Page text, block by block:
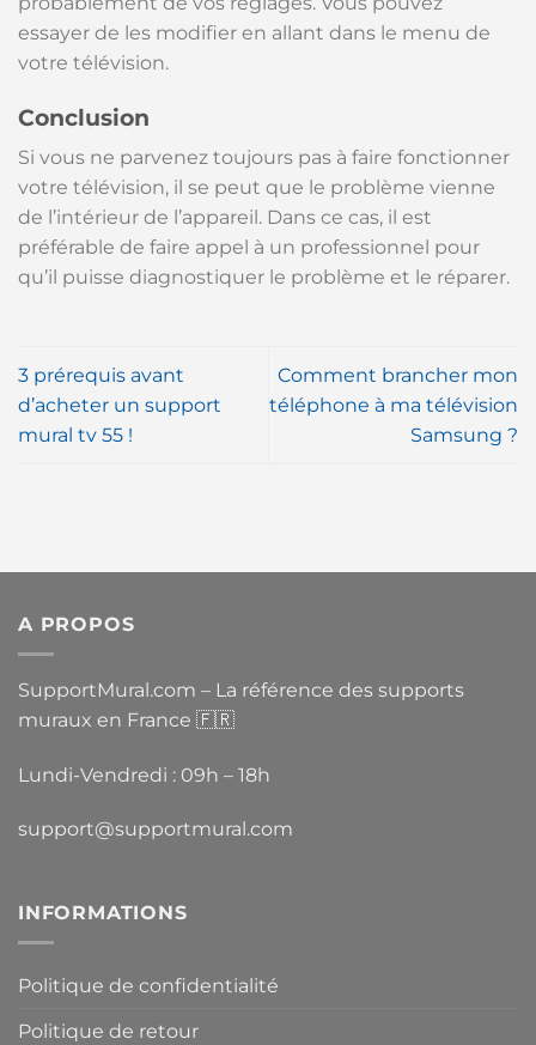
essayer de les modifier en allant dans le menu de
votre télévision.
Conclusion
Si vous ne parvenez toujours pas à faire fonctionner
votre télévision, il se peut que le problème vienne
de l’intérieur de l’appareil. Dans ce cas, il est
préférable de faire appel à un professionnel pour
qu’il puisse diagnostiquer le problème et le réparer.
3 prérequis avant
d’acheter un support
mural tv 55 !
Comment brancher mon
téléphone à ma télévision
Samsung ?
A PROPOS
SupportMural.com – La référence des supports
muraux en France 🇫🇷
Lundi-Vendredi : 09h – 18h
support@supportmural.com
INFORMATIONS
Politique de confidentialité
Politique de retour